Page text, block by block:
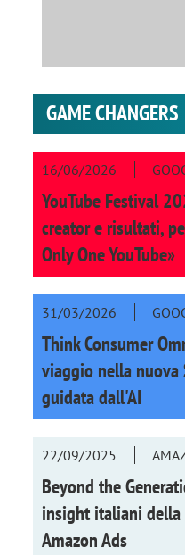
GAME CHANGERS
16/06/2026
YouTube Festival
creator e risultati,
Only One YouTube»
31/03/2026
Think Consumer
viaggio nella nuova
guidata dall'AI
22/09/2025
Beyond the
insight italiani della
Amazon Ads